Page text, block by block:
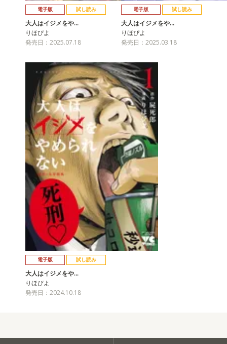
電子版 試し読み
大人はイジメをや…
りほぴよ
発売日：2025.07.18
電子版 試し読み
大人はイジメをや…
りほぴよ
発売日：2025.03.18
電子版 試し読み
大人はイジメをや…
りほぴよ
発売日：2024.10.18